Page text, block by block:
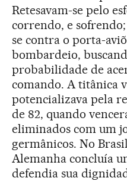
Retesavam-se pelo
correndo, e
se contra o porta-
bombardeio,
probabilidade de
comando. A titânica
potencializava pela
de 82, quando
eliminados com um
germânicos. No
Alemanha concluía
defendia sua